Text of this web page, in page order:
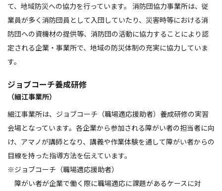
て、地域防災への協力を行っています。 消防団協力事業所は、従
業員が多く消防団員として入団していたり、災害時等における消
防団への資機材の提供等、消防団の活動に協力することにより認
定される企業・事業所で、地域の防災体制の充実に協力していま
す。
ジョブコーチ養成研修
（細江事業所）
細江事業所は、ジョブコーチ（職場適応援助者）養成研修の実習
会場となっています。各企業から参加される障がい者の担当者に向
け、アマノが講師となり、講義や作業体験を通して障がい者からの
目線を持った指導方法を伝えています。
※ジョブコーチ（職場適応援助者）
障がい者が企業で働く際に職場適応に課題があるケースに対